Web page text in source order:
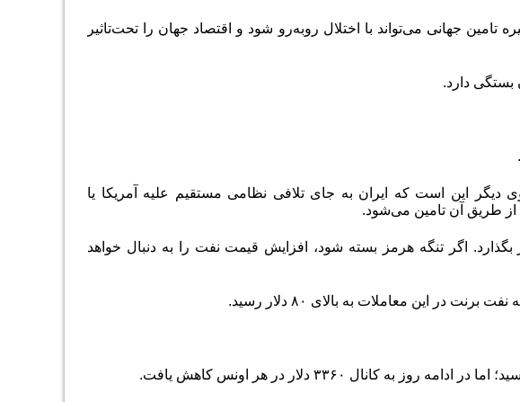
جهانی می‌‌‌تواند با اختلال روبه‌‌‌رو شود و اقتصاد جهان را تحت‌تاثیر
بستگی دارد.
دیگر این است که ایران به جای تلافی نظامی مستقیم علیه آمریکا یا
بگذارد. اگر تنگه هرمز بسته شود، افزایش قیمت نفت را به دنبال خواهد
این معاملات به بالای ۸۰ دلار رسید.